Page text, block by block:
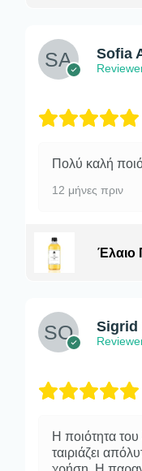
Sofia
Πολύ καλή
12 μήνες πριν
Έλαιο
Sigrid
Η ποιότητα του
ταιριάζει